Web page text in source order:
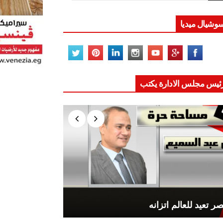
ميديا
مجلس الادارة يكتب
تعيد للعالم اتزانه